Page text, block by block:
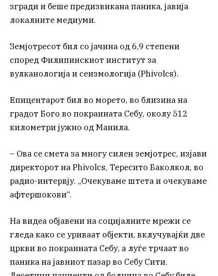
згради и беше предизвикана паника, јавија
локалните медиуми.
Земјотресот бил со јачина од 6,9 степени
според Филипинскиот институт за
вулканологија и сеизмологија (Phivolcs).
Епицентарот бил во морето, во близина на
градот Бого во покраината Себу, околу 512
километри јужно од Манила.
– Ова се смета за многу силен земјотрес, изјави
директорот на Phivolcs, Тересито Баколкол, во
радио-интервју. „Очекуваме штета и очекуваме
афтершокови“.
На видеа објавени на социјалните мрежи се
гледа како се уриваат објекти, вклучувајќи две
цркви во покраината Себу, а луѓе трчаат во
паника на јавниот пазар во Себу Сити.